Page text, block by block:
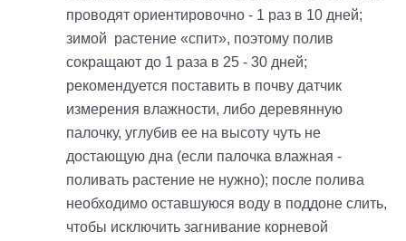
проводят ориентировочно - 1 раз в 10 дней;
зимой растение «спит», поэтому полив
сокращают до 1 раза в 25 - 30 дней;
рекомендуется поставить в почву датчик
измерения влажности, либо деревянную
палочку, углубив ее на высоту чуть не
достающую дна (если палочка влажная -
поливать растение не нужно); после полива
необходимо оставшуюся воду в поддоне слить,
чтобы исключить загнивание корневой